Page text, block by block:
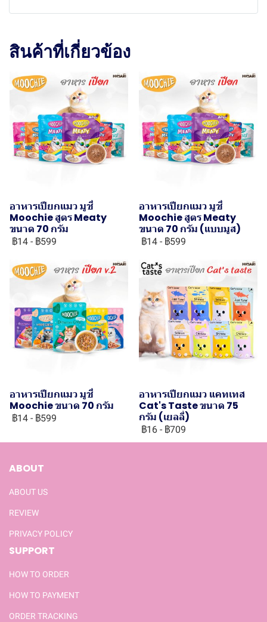
สินค้าที่เกี่ยวข้อง
อาหารเปียกแมว มูชี่
Moochie สูตร Meaty
ขนาด 70 กรัม
฿14 - ฿599
อาหารเปียกแมว มูชี่
Moochie สูตร Meaty
ขนาด 70 กรัม (แบบมูส)
฿14 - ฿599
อาหารเปียกแมว มูชี่
Moochie ขนาด 70 กรัม
฿14 - ฿599
อาหารเปียกแมว แคทเทส
Cat's Taste ขนาด 75
กรัม (เยลลี่)
฿16 - ฿709
ABOUT
ABOUT US
REVIEW
PRIVACY POLICY
SUPPORT
HOW TO ORDER
HOW TO PAYMENT
ORDER TRACKING